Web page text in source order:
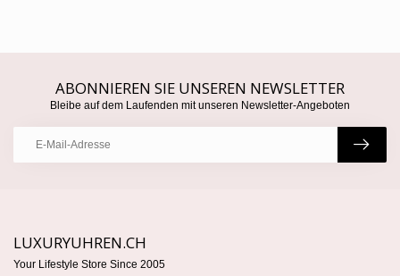
ABONNIEREN SIE UNSEREN NEWSLETTER
Bleibe auf dem Laufenden mit unseren Newsletter-Angeboten
LUXURYUHREN.CH
Your Lifestyle Store Since 2005